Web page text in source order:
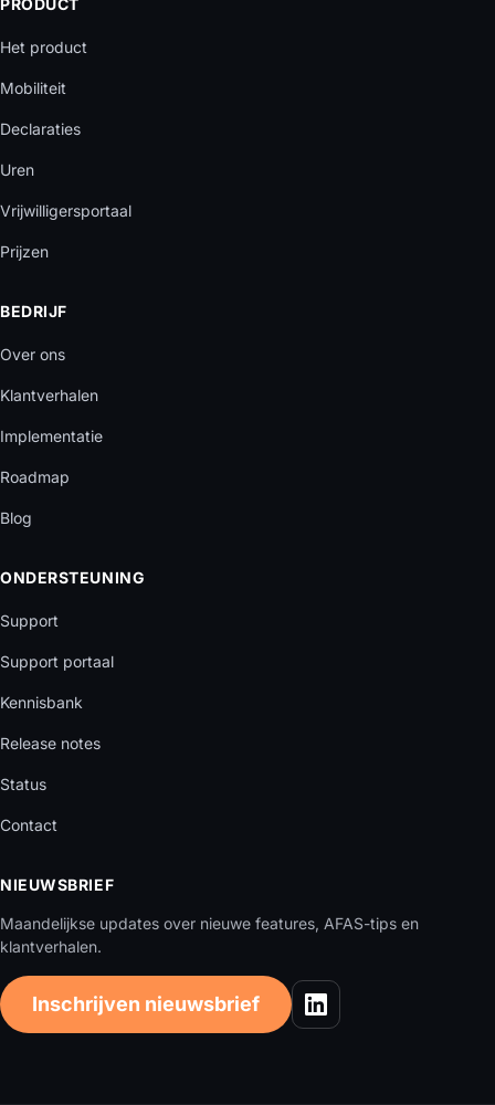
PRODUCT
Het product
Mobiliteit
Declaraties
Uren
Vrijwilligersportaal
Prijzen
BEDRIJF
Over ons
Klantverhalen
Implementatie
Roadmap
Blog
ONDERSTEUNING
Support
Support portaal
Kennisbank
Release notes
Status
Contact
NIEUWSBRIEF
Maandelijkse updates over nieuwe features, AFAS-tips en
klantverhalen.
Inschrijven nieuwsbrief